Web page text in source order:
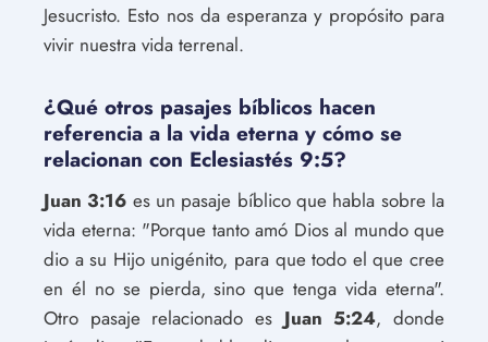
Jesucristo. Esto nos da esperanza y propósito para
vivir nuestra vida terrenal.
¿Qué otros pasajes bíblicos hacen
referencia a la vida eterna y cómo se
relacionan con Eclesiastés 9:5?
Juan 3:16 es un pasaje bíblico que habla sobre la
vida eterna: "Porque tanto amó Dios al mundo que
dio a su Hijo unigénito, para que todo el que cree
en él no se pierda, sino que tenga vida eterna".
Otro pasaje relacionado es Juan 5:24, donde